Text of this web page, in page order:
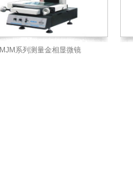
MJM系列测量金相显微镜